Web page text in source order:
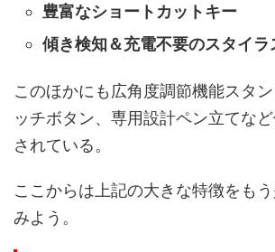
豊富なショートカットキー
傾き検知＆充電不要のスタイラ
このほかにも広角度調節機能スタ
ッチボタン、専用設計ペン立てな
されている。
ここからは上記の大きな特徴をも
みよう。